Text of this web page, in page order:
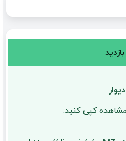
مشاهده کپی کنید: